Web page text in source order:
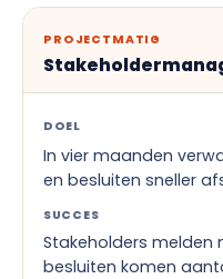
PROJECTMATIG
DOEL
In vier maanden
en besluiten sneller
SUCCES
Stakeholders melden
besluiten komen